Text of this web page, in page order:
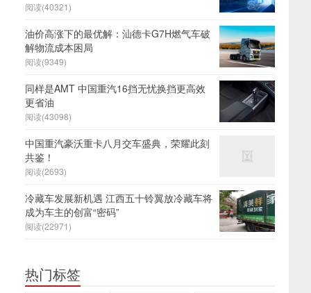
阅读(40321)
油价高涨下的最优解：汕德卡G7H燃气车破
解物流成本困局
阅读(9349)
同样是AMT 中国重汽16挡无忧换挡更高效
更省油
阅读(43098)
中国重汽豪沃重卡八月交车盛典，荣耀此刻
共鉴！
阅读(2693)
冷藏车发展新机遇 江西五十铃翼放冷藏车将
成为车主的创富“密码”
阅读(22971)
热门标签